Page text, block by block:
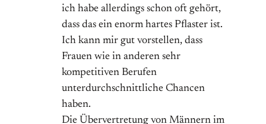
ich habe allerdings schon oft gehört,
dass das ein enorm hartes Pflaster ist.
Ich kann mir gut vorstellen, dass
Frauen wie in anderen sehr
kompetitiven Berufen
unterdurchschnittliche Chancen
haben.
Die Übervertretung von Männern im